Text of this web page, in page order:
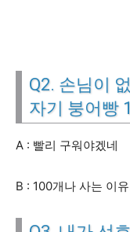
Q2. 손님이
자기 붕어빵
A : 빨리 구워야겠네
B : 100개나 사는 이